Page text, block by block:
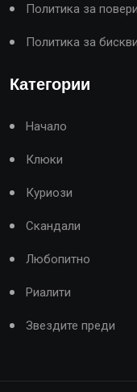
Политика за
Политика за
Категории
Начало
Клюки
Куриози
Скандали
Любопитно
Риалити
Звездите преди